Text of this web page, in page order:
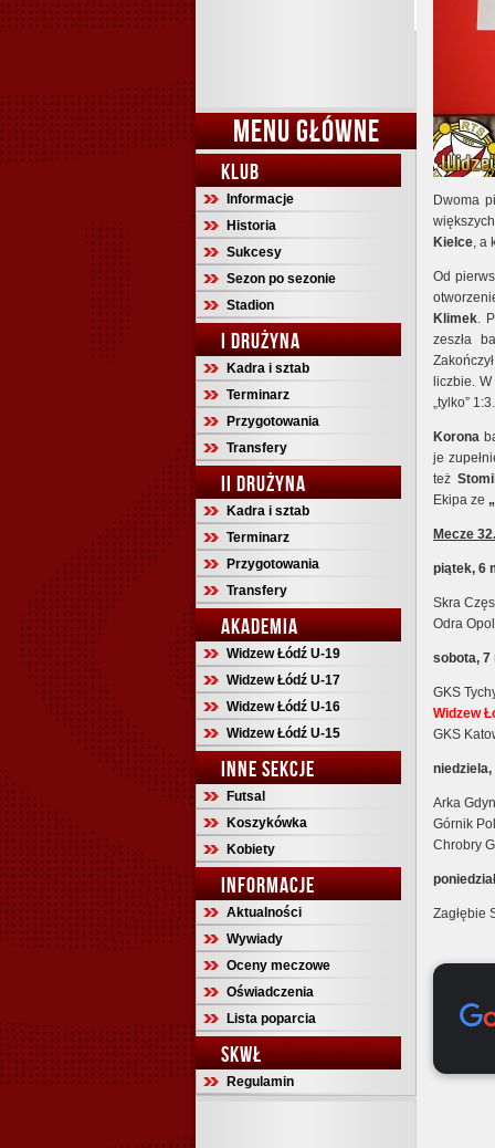
MENU GŁÓWNE
KLUB
Informacje
Historia
Sukcesy
Sezon po sezonie
Stadion
I DRUŻYNA
Kadra i sztab
Terminarz
Przygotowania
Transfery
II DRUŻYNA
Kadra i sztab
Terminarz
Przygotowania
Transfery
AKADEMIA
Widzew Łódź U-19
Widzew Łódź U-17
Widzew Łódź U-16
Widzew Łódź U-15
INNE SEKCJE
Futsal
Koszykówka
Kobiety
INFORMACJE
Aktualności
Wywiady
Oceny meczowe
Oświadczenia
Lista poparcia
SKWŁ
Regulamin
Dwoma
Kielce, a
Od
Klimek.
zeszła
liczbie.
„tylko” 1:3.
Korona
je
też
Ekipa ze
Mecze
piątek, 6
Skra
Odra
sobota, 7
GKS
Widzew
GKS
niedziela,
Arka
Górnik
Chrobry
Zagłębie